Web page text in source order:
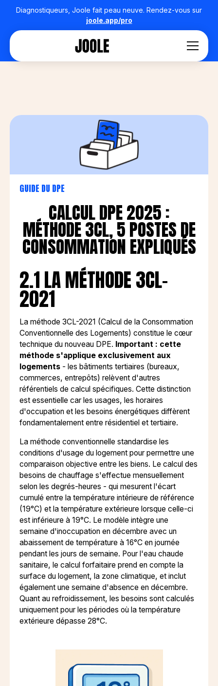
Diagnostiqueurs, Joole fait peau neuve. Rendez-vous sur
joole.app/pro
GUIDE DU DPE
CALCUL DPE 2025 :
MÉTHODE 3CL, 5 POSTES DE
CONSOMMATION EXPLIQUÉS
2.1 LA MÉTHODE 3CL-
2021
La méthode 3CL-2021 (Calcul de la Consommation
Conventionnelle des Logements) constitue le cœur
technique du nouveau DPE. Important : cette
méthode s'applique exclusivement aux
logements- les bâtiments tertiaires (bureaux,
commerces, entrepôts) relèvent d'autres
référentiels de calcul spécifiques. Cette distinction
est essentielle car les usages, les horaires
d'occupation et les besoins énergétiques diffèrent
fondamentalement entre résidentiel et tertiaire.
La méthode conventionnelle standardise les
conditions d'usage du logement pour permettre une
comparaison objective entre les biens. Le calcul des
besoins de chauffage s'effectue mensuellement
selon les degrés-heures - qui mesurent l'écart
cumulé entre la température intérieure de référence
(19°C) et la température extérieure lorsque celle-ci
est inférieure à 19°C. Le modèle intègre une
semaine d'inoccupation en décembre avec un
abaissement de température à 16°C en journée
pendant les jours de semaine. Pour l'eau chaude
sanitaire, le calcul forfaitaire prend en compte la
surface du logement, la zone climatique, et inclut
également une semaine d'absence en décembre.
Quant au refroidissement, les besoins sont calculés
uniquement pour les périodes où la température
extérieure dépasse 28°C.